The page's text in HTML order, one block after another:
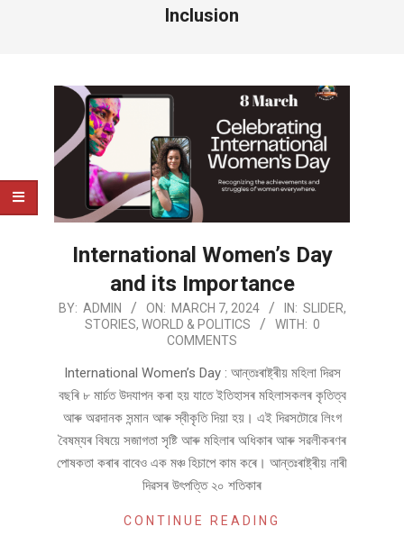
Inclusion
International Women’s Day
and its Importance
2024-
BY: ADMIN ON: MARCH 7, 2024 IN: SLIDER,
STORIES, WORLD & POLITICS WITH: 0
COMMENTS
International Women’s Day : আন্তঃৰাষ্ট্ৰীয় মহিলা দিৱস
বছৰি ৮ মাৰ্চত উদযাপন কৰা হয় যাতে ইতিহাসৰ মহিলাসকলৰ কৃতিত্ব
আৰু অৱদানক সন্মান আৰু স্বীকৃতি দিয়া হয়। এই দিৱসটোৱে লিংগ
বৈষম্যৰ বিষয়ে সজাগতা সৃষ্টি আৰু মহিলাৰ অধিকাৰ আৰু সৱলীকৰণৰ
পোষকতা কৰাৰ বাবেও এক মঞ্চ হিচাপে কাম কৰে। আন্তঃৰাষ্ট্ৰীয় নাৰী
দিৱসৰ উৎপত্তি ২০ শতিকাৰ
CONTINUE READING